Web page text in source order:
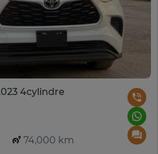
4cylindre
74,000 km